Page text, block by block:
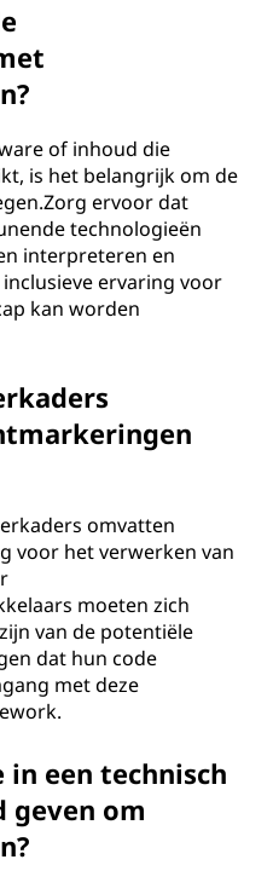
of inhoud die
is het belangrijk om de
ervoor dat
technologieën
interpreteren en
ervaring voor
kan worden
omvatten
voor het verwerken van
moeten zich
van de potentiële
dat hun code
met deze
in een technisch
geven om